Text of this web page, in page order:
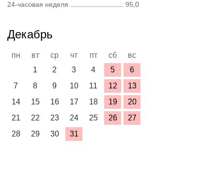
24-часовая неделя
95,0
Декабрь
пн вт ср чт пт сб
вс
1
2 3 4 5
6
7
8 9 10 11 12
13
14
15 16 17 18 19
20
21
22 23 24 25 26
27
28
29 30 31